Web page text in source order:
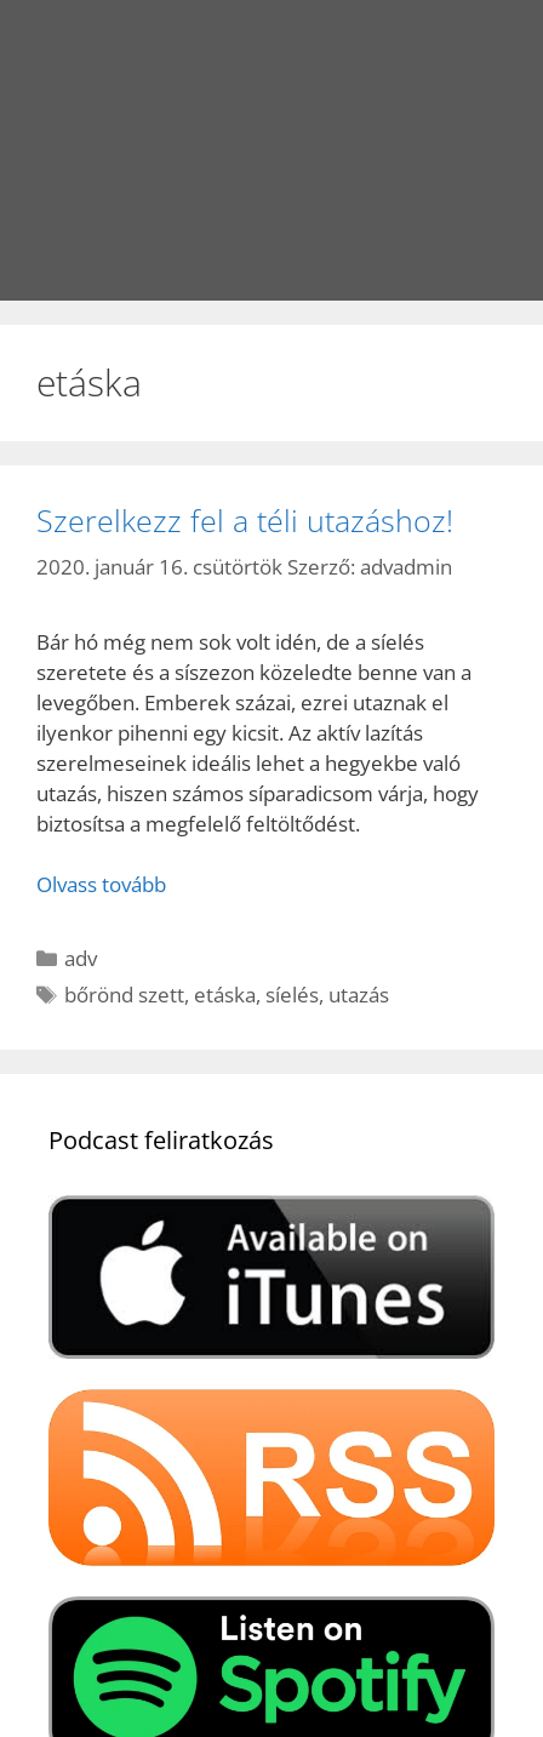
etáska
Szerelkezz fel a téli utazáshoz!
2020. január 16. csütörtök Szerző: advadmin
Bár hó még nem sok volt idén, de a síelés
szeretete és a síszezon közeledte benne van a
levegőben. Emberek százai, ezrei utaznak el
ilyenkor pihenni egy kicsit. Az aktív lazítás
szerelmeseinek ideális lehet a hegyekbe való
utazás, hiszen számos síparadicsom várja, hogy
biztosítsa a megfelelő feltöltődést.
Olvass tovább
Kategória
adv
Címkék
bőrönd szett, etáska, síelés, utazás
Podcast feliratkozás